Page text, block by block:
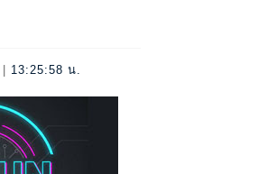
| 13:25:59 น.